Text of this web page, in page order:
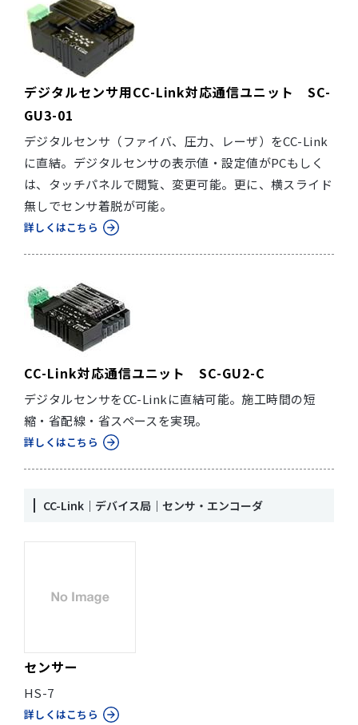
デジタルセンサ用CC-Link対応通信ユニット SC-
GU3-01
デジタルセンサ（ファイバ、圧力、レーザ）をCC-Link
に直結。デジタルセンサの表示値・設定値がPCもしく
は、タッチパネルで閲覧、変更可能。更に、横スライド
無しでセンサ着脱が可能。
詳しくはこちら
CC-Link対応通信ユニット SC-GU2-C
デジタルセンサをCC-Linkに直結可能。施工時間の短
縮・省配線・省スペースを実現。
詳しくはこちら
CC-Link｜デバイス局｜センサ・エンコーダ
センサー
HS-7
詳しくはこちら